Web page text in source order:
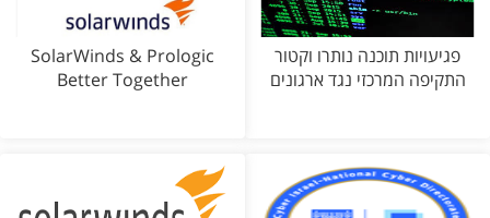
פגיעויות תוכנה נותרו וקטור
התקיפה המרכזי נגד ארגונים
SolarWinds & Prologic
Better Together